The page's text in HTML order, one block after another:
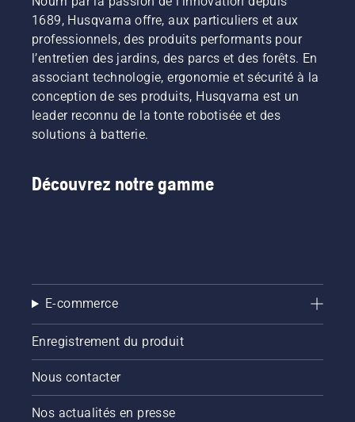
1689, Husqvarna offre, aux particuliers et aux
professionnels, des produits performants pour
l’entretien des jardins, des parcs et des forêts. En
associant technologie, ergonomie et sécurité à la
conception de ses produits, Husqvarna est un
leader reconnu de la tonte robotisée et des
solutions à batterie.
Découvrez notre gamme
E-commerce
Enregistrement du produit
Nous contacter
Nos actualités en presse